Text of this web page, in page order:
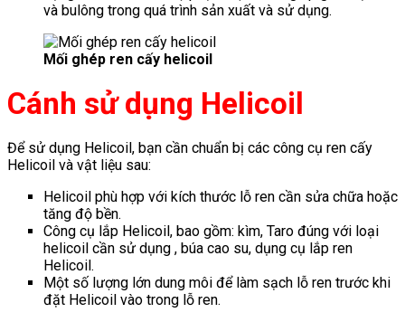
và bulông trong quá trình sản xuất và sử dụng.
Mối ghép ren cấy helicoil
Cánh sử dụng Helicoil
Để sử dụng Helicoil, bạn cần chuẩn bị các công cụ ren cấy
Helicoil và vật liệu sau:
Helicoil phù hợp với kích thước lỗ ren cần sửa chữa hoặc
tăng độ bền.
Công cụ lắp Helicoil, bao gồm: kìm, Taro đúng với loại
helicoil cần sử dụng , búa cao su, dụng cụ lắp ren
Helicoil.
Một số lượng lớn dung môi để làm sạch lỗ ren trước khi
đặt Helicoil vào trong lỗ ren.